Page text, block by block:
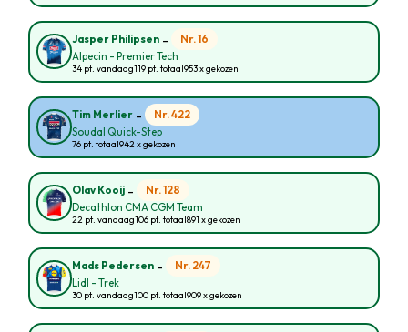
Jasper Philipsen - Nr. 16
Alpecin - Premier Tech
34 pt. vandaag119 pt. totaal953 x gekozen
Tim Merlier - Nr. 422
Soudal Quick-Step
76 pt. totaal942 x gekozen
Olav Kooij - Nr. 128
Decathlon CMA CGM Team
22 pt. vandaag106 pt. totaal891 x gekozen
Mads Pedersen - Nr. 247
Lidl - Trek
30 pt. vandaag100 pt. totaal909 x gekozen